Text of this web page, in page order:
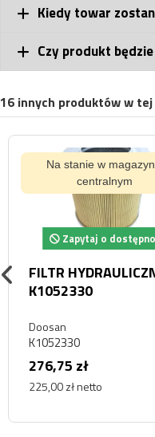
Kiedy towar
Czy produkt
16 innych produktów w
Na stanie w
centralnym
Zapytaj o
FILTR
K1052330
Doosan
K1052330
276,75 zł
225,00 zł netto